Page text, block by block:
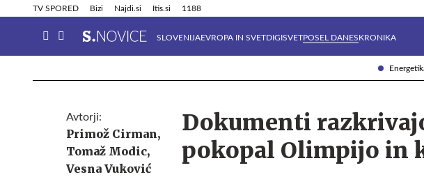
TV SPORED Bizi Najdi.si Itis.si 1188
SLOVENIJAEVROPA IN SVETDIGISVETPOSEL DANESKRONIKA
Info in obvestila Tehnik
Avtorji:
Primož Cirman,
Tomaž Modic,
Vesna Vuković
Dokumenti
pokopal Olimpijo in